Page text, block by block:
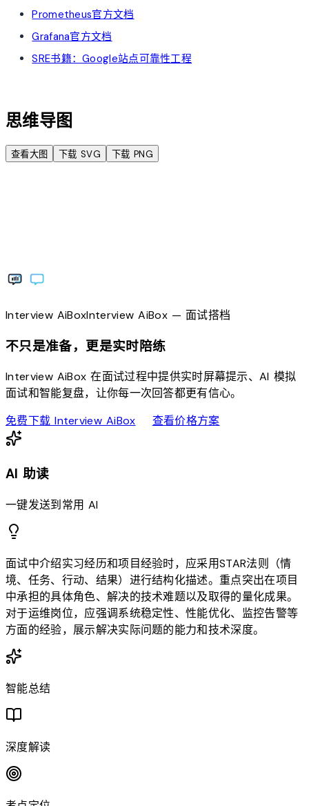
Prometheus官方文档
Grafana官方文档
SRE书籍：Google站点可靠性工程
思维导图
查看大图 下载 SVG 下载 PNG
Interview AiBoxInterviewAiBox— 面试搭档
不只是准备，更是实时陪练
Interview AiBox 在面试过程中提供实时屏幕提示、AI 模拟
面试和智能复盘，让你每一次回答都更有信心。
免费下载 Interview AiBoxdownload查看价格方案sell
AI 助读
一键发送到常用 AI
面试中介绍实习经历和项目经验时，应采用STAR法则（情
境、任务、行动、结果）进行结构化描述。重点突出在项目
中承担的具体角色、解决的技术难题以及取得的量化成果。
对于运维岗位，应强调系统稳定性、性能优化、监控告警等
方面的经验，展示解决实际问题的能力和技术深度。
智能总结
深度解读